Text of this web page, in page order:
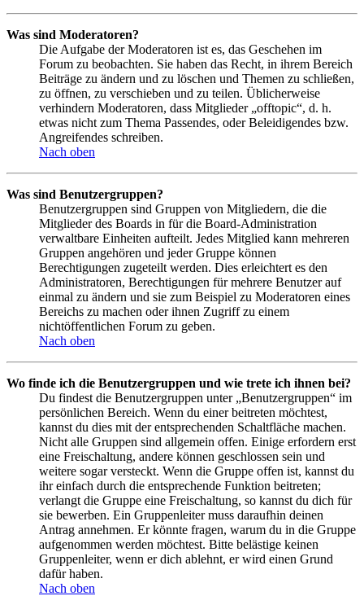
Was sind Moderatoren?
Die Aufgabe der Moderatoren ist es, das Geschehen im
Forum zu beobachten. Sie haben das Recht, in ihrem Bereich
Beiträge zu ändern und zu löschen und Themen zu schließen,
zu öffnen, zu verschieben und zu teilen. Üblicherweise
verhindern Moderatoren, dass Mitglieder „offtopic“, d. h.
etwas nicht zum Thema Passendes, oder Beleidigendes bzw.
Angreifendes schreiben.
Nach oben
Was sind Benutzergruppen?
Benutzergruppen sind Gruppen von Mitgliedern, die die
Mitglieder des Boards in für die Board-Administration
verwaltbare Einheiten aufteilt. Jedes Mitglied kann mehreren
Gruppen angehören und jeder Gruppe können
Berechtigungen zugeteilt werden. Dies erleichtert es den
Administratoren, Berechtigungen für mehrere Benutzer auf
einmal zu ändern und sie zum Beispiel zu Moderatoren eines
Bereichs zu machen oder ihnen Zugriff zu einem
nichtöffentlichen Forum zu geben.
Nach oben
Wo finde ich die Benutzergruppen und wie trete ich ihnen bei?
Du findest die Benutzergruppen unter „Benutzergruppen“ im
persönlichen Bereich. Wenn du einer beitreten möchtest,
kannst du dies mit der entsprechenden Schaltfläche machen.
Nicht alle Gruppen sind allgemein offen. Einige erfordern erst
eine Freischaltung, andere können geschlossen sein und
weitere sogar versteckt. Wenn die Gruppe offen ist, kannst du
ihr einfach durch die entsprechende Funktion beitreten;
verlangt die Gruppe eine Freischaltung, so kannst du dich für
sie bewerben. Ein Gruppenleiter muss daraufhin deinen
Antrag annehmen. Er könnte fragen, warum du in die Gruppe
aufgenommen werden möchtest. Bitte belästige keinen
Gruppenleiter, wenn er dich ablehnt, er wird einen Grund
dafür haben.
Nach oben